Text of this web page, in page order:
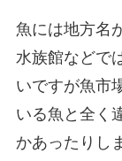
魚には地方名
水族館などで
いですが魚市
いる魚と全く
かあったりし